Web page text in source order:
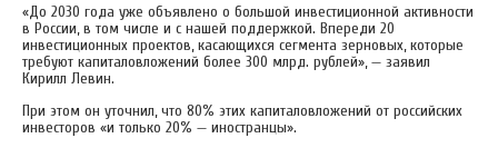
«До 2030 года уже объявлено о большой инвестиционной активности
в России, в том числе и с нашей поддержкой. Впереди 20
инвестиционных проектов, касающихся сегмента зерновых, которые
требуют капиталовложений более 300 млрд. рублей», — заявил
Кирилл Левин.
При этом он уточнил, что 80% этих капиталовложений от российских
инвесторов «и только 20% — иностранцы».